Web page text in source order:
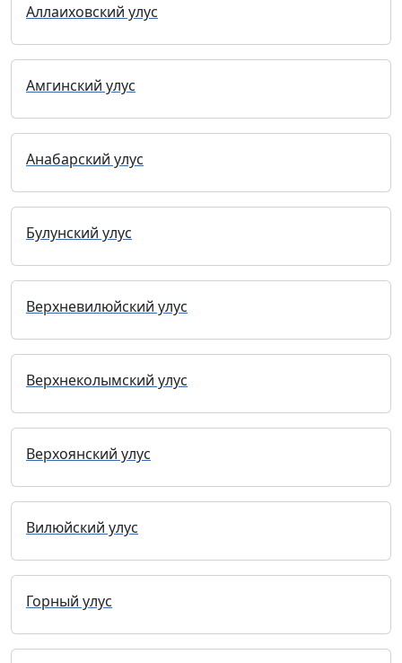
Аллаиховский улус
Амгинский улус
Анабарский улус
Булунский улус
Верхневилюйский улус
Верхнеколымский улус
Верхоянский улус
Вилюйский улус
Горный улус